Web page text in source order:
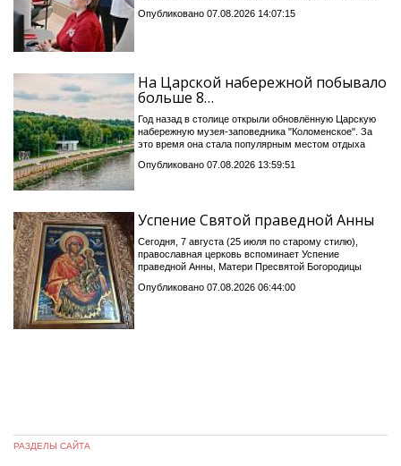
Опубликовано 07.08.2026 14:07:15
На Царской набережной побывало
больше 8…
Год назад в столице открыли обновлённую Царскую
набережную музея-заповедника "Коломенское". За
это время она стала популярным местом отдыха
Опубликовано 07.08.2026 13:59:51
Успение Святой праведной Анны
Сегодня, 7 августа (25 июля по старому стилю),
православная церковь вспоминает Успение
праведной Анны, Матери Пресвятой Богородицы
Опубликовано 07.08.2026 06:44:00
РАЗДЕЛЫ САЙТА